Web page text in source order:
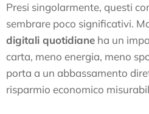
Presi singolarmente, questi
sembrare poco significativi.
digitali quotidiane ha un
carta, meno energia, meno
porta a un abbassamento
risparmio economico